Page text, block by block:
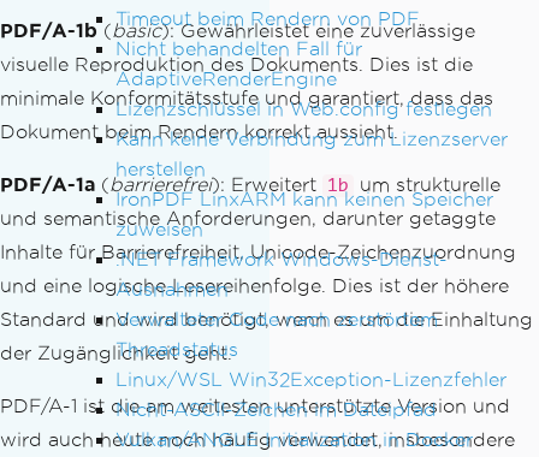
Timeout beim Rendern von PDF
Nicht behandelten Fall für
AdaptiveRenderEngine
Lizenzschlüssel in Web.config festlegen
Kann keine Verbindung zum Lizenzserver
herstellen
IronPDF LinxARM kann keinen Speicher
zuweisen
.NET Framework Windows-Dienst-
Ausnahmen
Verwalteter Code nach zerstörtem
Threadstatus
Linux/WSL Win32Exception-Lizenzfehler
Nicht-ASCII-Zeichen im Dateipfad
Vulkan/ANGLE Initialization in Docker
PDF/A-1b (basic): Gewährleistet eine zuverlässige
visuelle Reproduktion des Dokuments. Dies ist die
minimale Konformitätsstufe und garantiert, dass das
Dokument beim Rendern korrekt aussieht.
PDF/A-1a (barrierefrei): Erweitert 1b
um strukturelle
und semantische Anforderungen, darunter getaggte
Inhalte für Barrierefreiheit, Unicode-Zeichenzuordnung
und eine logische Lesereihenfolge. Dies ist der höhere
Standard und wird benötigt, wenn es um die Einhaltung
der Zugänglichkeit geht.
PDF/A-1 ist die am weitesten unterstützte Version und
wird auch heute noch häufig verwendet, insbesondere